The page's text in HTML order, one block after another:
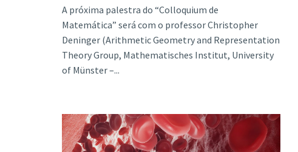
A próxima palestra do “Colloquium de
Matemática” será com o professor Christopher
Deninger (Arithmetic Geometry and Representation
Theory Group, Mathematisches Institut, University
of Münster –...